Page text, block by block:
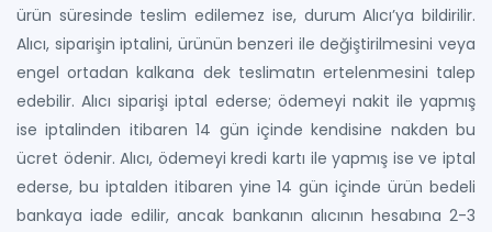
ürün süresinde teslim edilemez ise, durum Alıcı’ya bildirilir.
Alıcı, siparişin iptalini, ürünün benzeri ile değiştirilmesini veya
engel ortadan kalkana dek teslimatın ertelenmesini talep
edebilir. Alıcı siparişi iptal ederse; ödemeyi nakit ile yapmış
ise iptalinden itibaren 14 gün içinde kendisine nakden bu
ücret ödenir. Alıcı, ödemeyi kredi kartı ile yapmış ise ve iptal
ederse, bu iptalden itibaren yine 14 gün içinde ürün bedeli
bankaya iade edilir, ancak bankanın alıcının hesabına 2-3